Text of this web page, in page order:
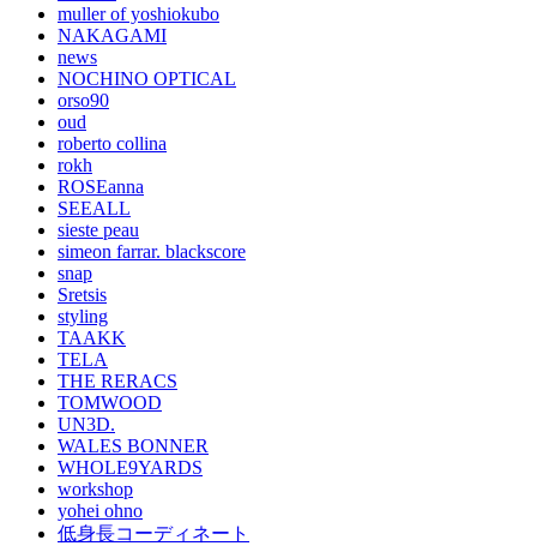
muller of yoshiokubo
NAKAGAMI
news
NOCHINO OPTICAL
orso90
oud
roberto collina
rokh
ROSEanna
SEEALL
sieste peau
simeon farrar. blackscore
snap
Sretsis
styling
TAAKK
TELA
THE RERACS
TOMWOOD
UN3D.
WALES BONNER
WHOLE9YARDS
workshop
yohei ohno
低身長コーディネート